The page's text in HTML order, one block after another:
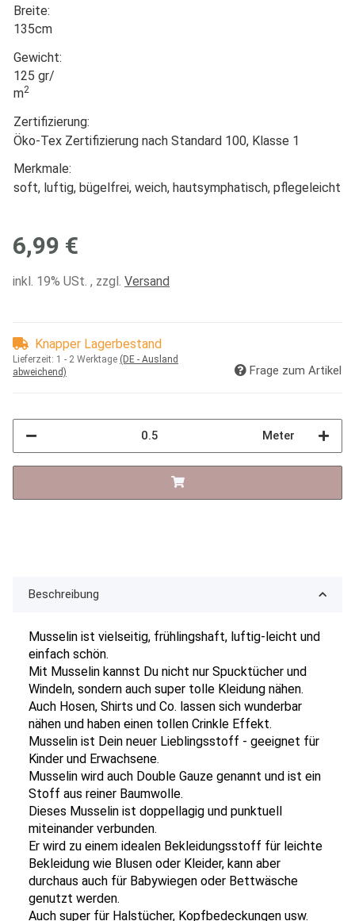
Breite:
135cm
Gewicht:
125 gr/
m2
Zertifizierung:
Öko-Tex Zertifizierung nach Standard 100, Klasse 1
Merkmale:
soft, luftig, bügelfrei, weich, hautsymphatisch, pflegeleicht
6,99 €
inkl. 19% USt. , zzgl. Versand
Knapper Lagerbestand
Lieferzeit: 1 - 2 Werktage (DE - Ausland
abweichend)
Frage zum Artikel
Meter
Beschreibung
Musselin ist vielseitig, frühlingshaft, luftig-leicht und
einfach schön.
Mit Musselin kannst Du nicht nur Spucktücher und
Windeln, sondern auch super tolle Kleidung nähen.
Auch Hosen, Shirts und Co. lassen sich wunderbar
nähen und haben einen tollen Crinkle Effekt.
Musselin ist Dein neuer Lieblingsstoff - geeignet für
Kinder und Erwachsene.
Musselin wird auch Double Gauze genannt und ist ein
Stoff aus reiner Baumwolle.
Dieses Musselin ist doppellagig und punktuell
miteinander verbunden.
Er wird zu einem idealen Bekleidungsstoff für leichte
Bekleidung wie Blusen oder Kleider, kann aber
durchaus auch für Babywiegen oder Bettwäsche
genutzt werden.
Auch super für Halstücher, Kopfbedeckungen usw.